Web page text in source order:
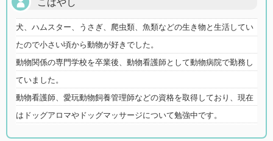
犬、ハムスター、うさぎ、爬虫類、魚類などの生き物と生活してい
たので小さい頃から動物が好きでした。
動物関係の専門学校を卒業後、動物看護師として動物病院で勤務し
ていました。
動物看護師、愛玩動物飼養管理師などの資格を取得しており、現在
はドッグアロマやドッグマッサージについて勉強中です。